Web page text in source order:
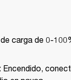
carga de 0-
Encendido,